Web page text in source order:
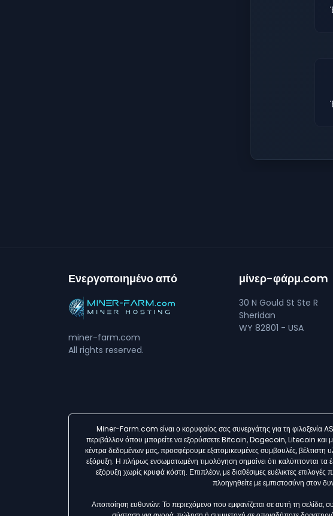
Ενεργοποιημένο από
miner-farm.com
All rights reserved.
μίνερ-φάρμ.com
30 N Gould St Ste R
Sheridan
WY 82801 - USA
Miner-Farm.com είναι ο κορυφαίος σας συνεργάτης για τη φιλοξενία
περιβάλλον όπου μπορείτε να εξορύσσετε Bitcoin, Dogecoin, Litecoin και
κέντρα δεδομένων μας, προσφέρουμε εξατομικευμένες συμβουλές, βέλτιστη
εξόρυξη. Η πλήρως ενσωματωμένη τιμολόγηση σημαίνει ότι καλύπτονται τα
εξόρυξη χωρίς κρυφά κόστη. Επιπλέον, με διαθέσιμες ευέλικτες
πλοηγηθείτε με εμπιστοσύνη στον
Αποποίηση ευθυνών: Το περιεχόμενο που εμφανίζεται σε αυτή τη σελίδα,